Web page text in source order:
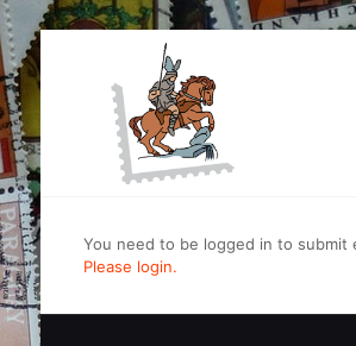
You need to be logged in to submit
Please login.